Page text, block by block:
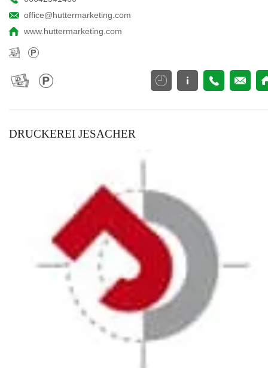
office@huttermarketing.com
www.huttermarketing.com
DRUCKEREI JESACHER